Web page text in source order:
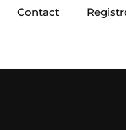
Contact